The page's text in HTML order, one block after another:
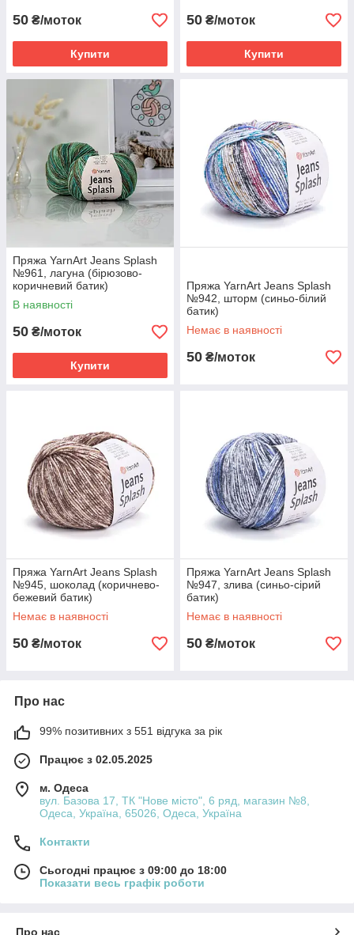
50 ₴/моток
Купити
50 ₴/моток
Купити
Пряжа YarnArt Jeans Splash
№961, лагуна (бірюзово-
коричневий батик)
В наявності
50 ₴/моток
Купити
Пряжа YarnArt Jeans Splash
№942, шторм (синьо-білий
батик)
Немає в наявності
50 ₴/моток
Пряжа YarnArt Jeans Splash
№945, шоколад (коричнево-
бежевий батик)
Немає в наявності
50 ₴/моток
Пряжа YarnArt Jeans Splash
№947, злива (синьо-сірий
батик)
Немає в наявності
50 ₴/моток
Про нас
99% позитивних з 551 відгука за рік
Працює з 02.05.2025
м. Одеса
вул. Базова 17, ТК "Нове місто", 6 ряд, магазин №8,
Одеса, Україна, 65026, Одеса, Україна
Контакти
Сьогодні працює з 09:00 до 18:00
Показати весь графік роботи
Про нас